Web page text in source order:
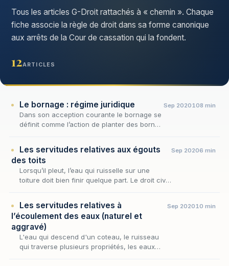
Tous les articles G-Droit rattachés à « chemin ». Chaque
fiche associe la règle de droit dans sa forme canonique
aux arrêts de la Cour de cassation qui la fondent.
12ARTICLES
Le bornage : régime juridique
Dans son acception courante le bornage se
définit comme l’action de planter des bornes
Sep 2020108 min
Les servitudes relatives aux égouts
des toits
Lorsqu’il pleut, l’eau qui ruisselle sur une
toiture doit bien finir quelque part. Le droit civil
Sep 20206 min
Les servitudes relatives à
l’écoulement des eaux (naturel et
aggravé)
L'eau qui descend d'un coteau, le ruisseau
qui traverse plusieurs propriétés, les eaux
Sep 202010 min